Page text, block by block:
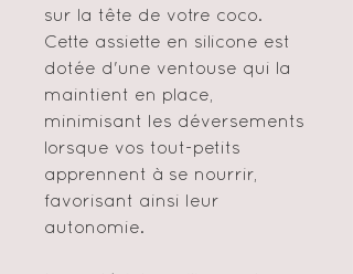
sur la tête de votre coco.
Cette assiette en silicone est
dotée d'une ventouse qui la
maintient en place,
minimisant les déversements
lorsque vos tout-petits
apprennent à se nourrir,
favorisant ainsi leur
autonomie.